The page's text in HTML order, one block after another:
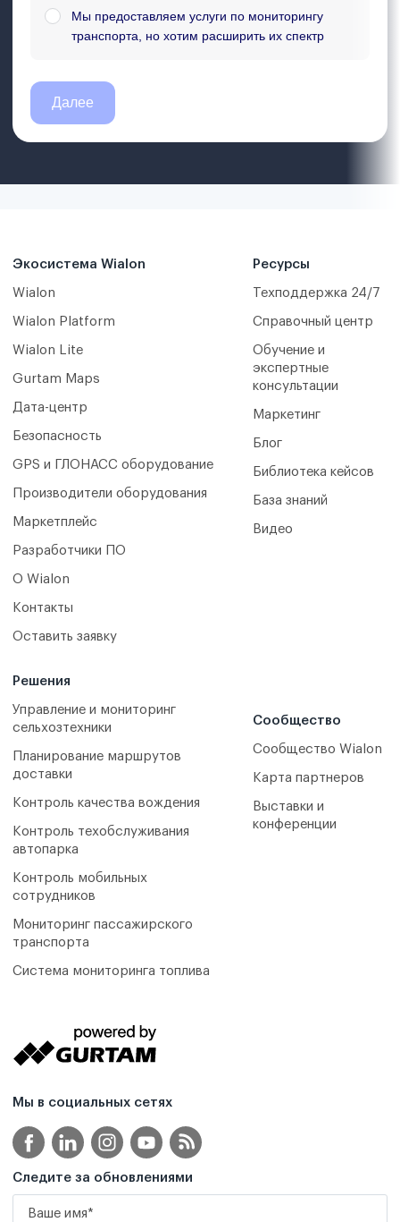
Экосистема Wialon
Wialon
Wialon Platform
Wialon Lite
Gurtam Maps
Дата-центр
Безопасность
GPS и ГЛОНАСС оборудование
Производители оборудования
Маркетплейс
Разработчики ПО
О Wialon
Контакты
Оставить заявку
Решения
Управление и мониторинг
сельхозтехники
Планирование маршрутов
доставки
Контроль качества вождения
Контроль техобслуживания
автопарка
Контроль мобильных
сотрудников
Мониторинг пассажирского
транспорта
Система мониторинга топлива
Ресурсы
Техподдержка 24/7
Справочный центр
Обучение и
экспертные
консультации
Маркетинг
Блог
Библиотека кейсов
База знаний
Видео
Сообщество
Сообщество Wialon
Карта партнеров
Выставки и
конференции
Мы в социальных сетях
Следите за обновлениями